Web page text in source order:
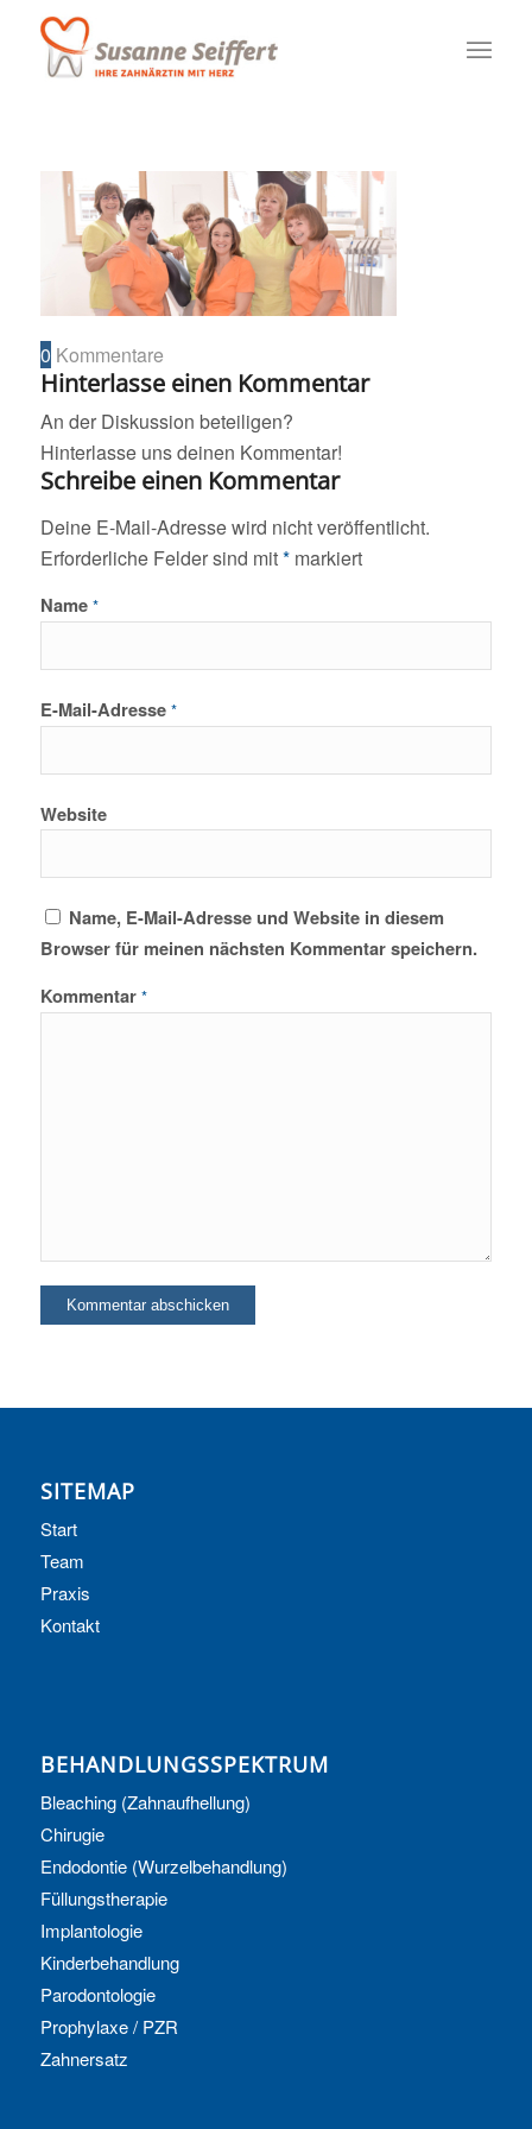
0 Kommentare
Hinterlasse einen Kommentar
An der Diskussion beteiligen?
Hinterlasse uns deinen Kommentar!
Schreibe einen Kommentar
Deine E-Mail-Adresse wird nicht veröffentlicht.
Erforderliche Felder sind mit*markiert
Name *
E-Mail-Adresse *
Website
Name, E-Mail-Adresse und Website in diesem
Browser für meinen nächsten Kommentar speichern.
Kommentar *
SITEMAP
Start
Team
Praxis
Kontakt
BEHANDLUNGSSPEKTRUM
Bleaching (Zahnaufhellung)
Chirugie
Endodontie (Wurzelbehandlung)
Füllungstherapie
Implantologie
Kinderbehandlung
Parodontologie
Prophylaxe / PZR
Zahnersatz